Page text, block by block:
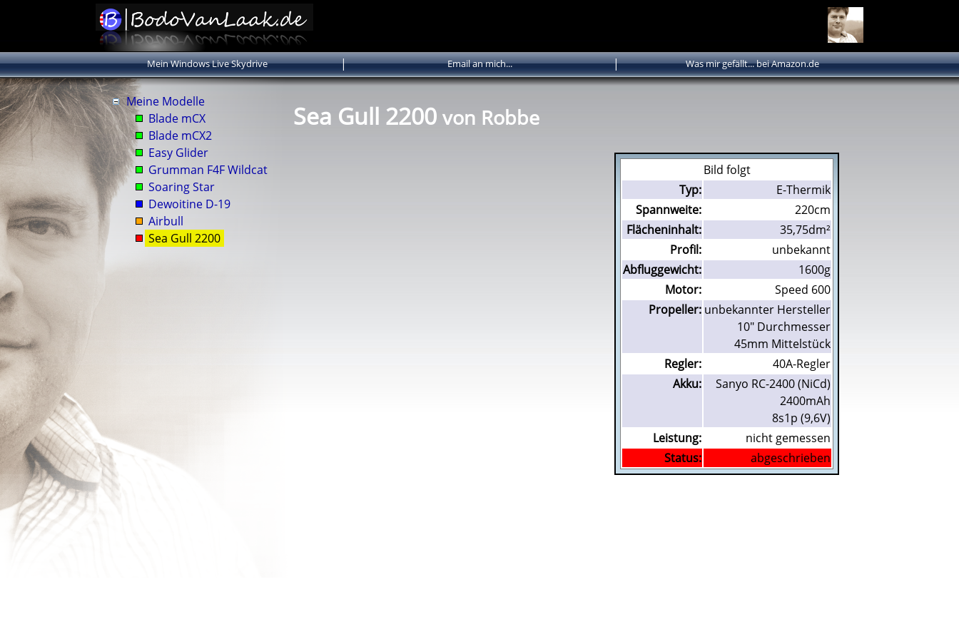
Meine Modelle
Blade mCX
Blade mCX2
Easy Glider
Grumman F4F Wildcat
Soaring Star
Dewoitine D-19
Airbull
Sea Gull 2200
Sea Gull 2200 von Robbe
Bild folgt
Typ:
E-Thermik
Spannweite:
220cm
Flächeninhalt:
35,75dm²
Profil:
unbekannt
Abfluggewicht:
1600g
Motor:
Speed 600
Propeller: unbekannter Hersteller
10" Durchmesser
45mm Mittelstück
Regler:
40A-Regler
Akku:
Sanyo RC-2400 (NiCd)
2400mAh
8s1p (9,6V)
Leistung:
nicht gemessen
Status:
abgeschrieben
Mein Windows Live Skydrive | Email an mich... | Was mir gefällt... bei Amazon.de